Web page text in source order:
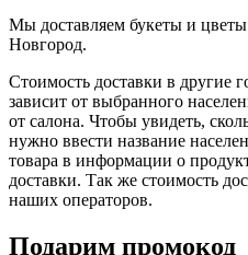
Мы доставляем букеты и
Новгород.
Стоимость доставки в другие
зависит от выбранного
от салона. Чтобы увидеть,
нужно ввести название
товара в информации о
доставки. Так же стоимость
наших операторов.
Подарим промокод